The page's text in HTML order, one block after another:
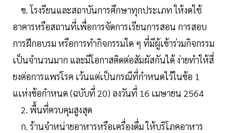
ข. โรงรียนและสถาบันการศึกษาทุกประเภท ให้งดใช้
อาคารหรือสถานที่เพื่อการจัดการเรียนการสอน การสอบ
การฝึกอบรม หรือการทำกิจกรรมใด ๆ ที่มีผู้เข้าร่วมกิจกรรม
เป็นจำนวนมาก และมีโอกาสติดต่อสัมผัสกันได้ ง่ายทำให้สี่
ยงต่อการแพร่โรค เว้นแต่เป็นกรณีที่กำหนดไว้ในข้อ 1
แเห่งข้อกำหนด (ฉบับที่ 20) ลงวันที่ 16 เมษายน 2564
2. พื้นที่ควบคุมสูงสุด
ก. ร้านจำหน่ายอาหารหรือเครื่องดื่ม ให้บริโภคอาหาร